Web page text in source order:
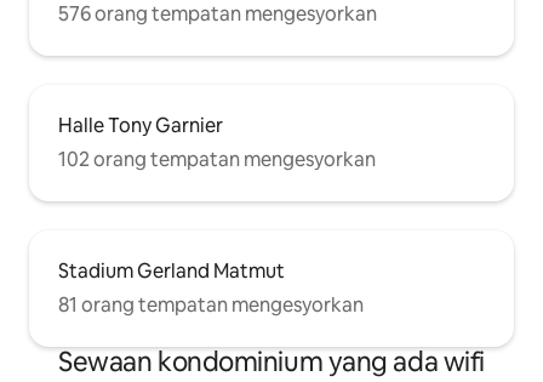
576 orang tempatan mengesyorkan
Halle Tony Garnier
102 orang tempatan mengesyorkan
Stadium Gerland Matmut
81 orang tempatan mengesyorkan
Sewaan kondominium yang ada wifi